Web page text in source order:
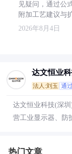
见疑问，通过公
附加工艺建议与
2026年8月4日
达文恒业
法人:刘玉 通
达文恒业科技(深
营工业显示器、防
热门文章